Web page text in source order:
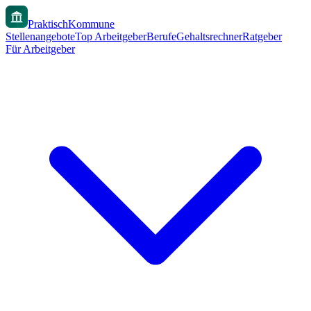
PraktischKommune
StellenangeboteTop ArbeitgeberBerufeGehaltsrechnerRatgeber
Für Arbeitgeber